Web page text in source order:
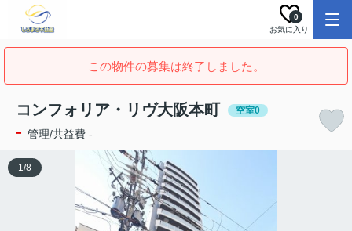
お気に入り
0
この物件の募集は終了しました。
コンフォリア・リヴ大阪本町 空室0
- 管理/共益費 -
1/8